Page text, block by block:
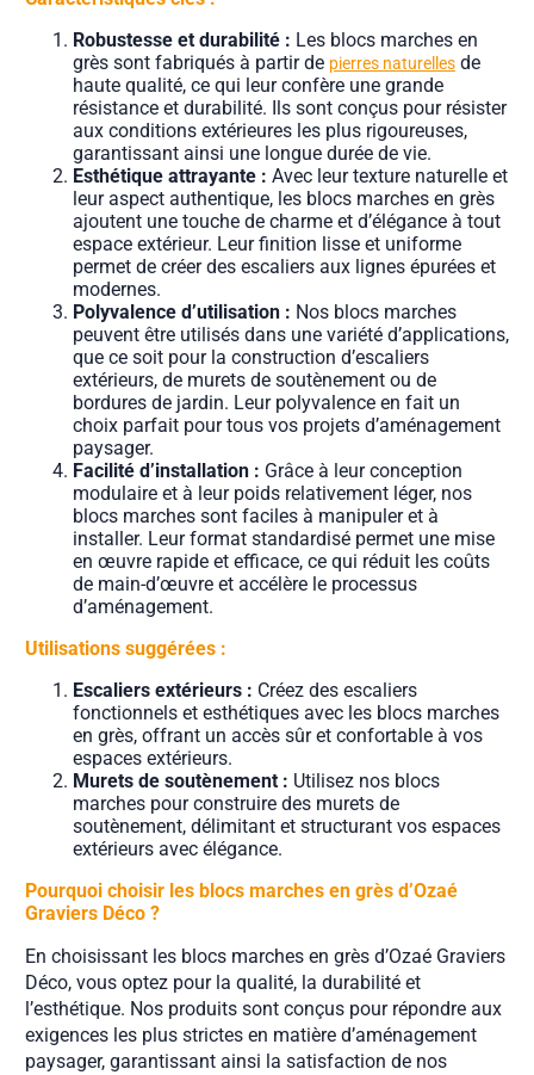
Robustesse et durabilité : Les blocs marches en
grès sont fabriqués à partir de pierres naturellesde
haute qualité, ce qui leur confère une grande
résistance et durabilité. Ils sont conçus pour résister
aux conditions extérieures les plus rigoureuses,
garantissant ainsi une longue durée de vie.
Esthétique attrayante : Avec leur texture naturelle et
leur aspect authentique, les blocs marches en grès
ajoutent une touche de charme et d’élégance à tout
espace extérieur. Leur finition lisse et uniforme
permet de créer des escaliers aux lignes épurées et
modernes.
Polyvalence d’utilisation : Nos blocs marches
peuvent être utilisés dans une variété d’applications,
que ce soit pour la construction d’escaliers
extérieurs, de murets de soutènement ou de
bordures de jardin. Leur polyvalence en fait un
choix parfait pour tous vos projets d’aménagement
paysager.
Facilité d’installation : Grâce à leur conception
modulaire et à leur poids relativement léger, nos
blocs marches sont faciles à manipuler et à
installer. Leur format standardisé permet une mise
en œuvre rapide et efficace, ce qui réduit les coûts
de main-d’œuvre et accélère le processus
d’aménagement.
Utilisations suggérées :
Escaliers extérieurs : Créez des escaliers
fonctionnels et esthétiques avec les blocs marches
en grès, offrant un accès sûr et confortable à vos
espaces extérieurs.
Murets de soutènement : Utilisez nos blocs
marches pour construire des murets de
soutènement, délimitant et structurant vos espaces
extérieurs avec élégance.
Pourquoi choisir les blocs marches en grès d’Ozaé
Graviers Déco ?
En choisissant les blocs marches en grès d’Ozaé Graviers
Déco, vous optez pour la qualité, la durabilité et
l’esthétique. Nos produits sont conçus pour répondre aux
exigences les plus strictes en matière d’aménagement
paysager, garantissant ainsi la satisfaction de nos